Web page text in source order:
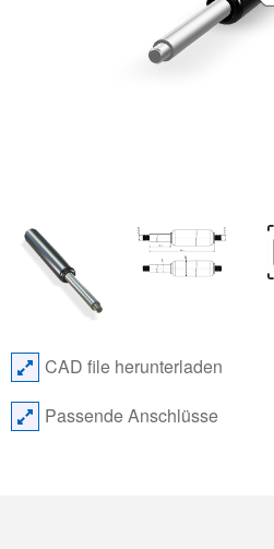
CAD file herunterladen
Passende Anschlüsse